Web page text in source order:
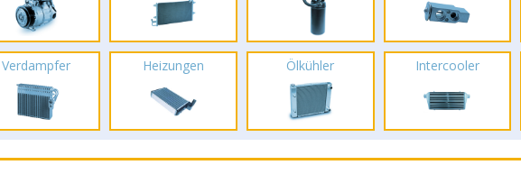
Verdampfer Heizungen Ölkühler Intercooler